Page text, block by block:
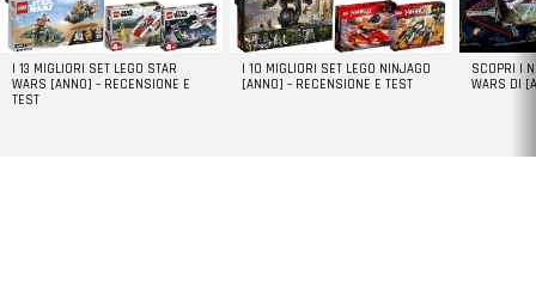
I 13 MIGLIORI SET LEGO STAR
WARS [ANNO] – RECENSIONE E
TEST
I 10 MIGLIORI SET LEGO NINJAGO
[ANNO] – RECENSIONE E TEST
SCOPRI I
WARS DI